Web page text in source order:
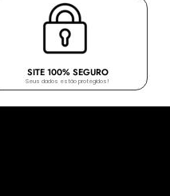
SITE 100% SEGURO
Seus dados estão protegidos!